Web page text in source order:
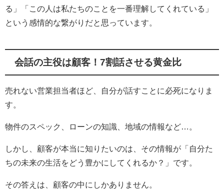
る」「この人は私たちのことを一番理解してくれている」
という感情的な繋がりだと思っています。
会話の主役は顧客！7割話させる黄金比
売れない営業担当者ほど、自分が話すことに必死になりま
す。
物件のスペック、ローンの知識、地域の情報など…。
しかし、顧客が本当に知りたいのは、その情報が「自分た
ちの未来の生活をどう豊かにしてくれるか？」です。
その答えは、顧客の中にしかありません。